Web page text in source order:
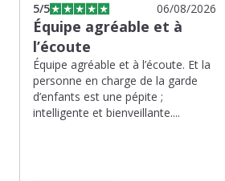
5/5 06/08/2026
Équipe agréable et à
l’écoute
Équipe agréable et à l’écoute. Et la
personne en charge de la garde
d’enfants est une pépite ;
intelligente et bienveillante....